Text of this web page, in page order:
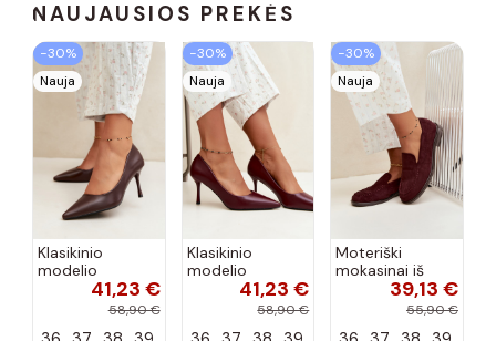
NAUJAUSIOS PREKĖS
−30%
Nauja
Klasikinio
modelio
aukštakulniai
41,23 €
58,90 €
−30%
Nauja
Klasikinio
modelio
aukštakulniai
41,23 €
58,90 €
−30%
Nauja
Moteriški
mokasinai iš
dirbtinės
zomšos, bordo
39,13 €
55,90 €